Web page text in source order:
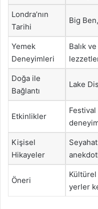
Londra’nın
Tarihi
Big
Yemek
Deneyimleri
Balık
Doğa ile
Bağlantı
Lake
Etkinlikler
Kişisel
Hikayeler
Öneri
Kültürel
yerler